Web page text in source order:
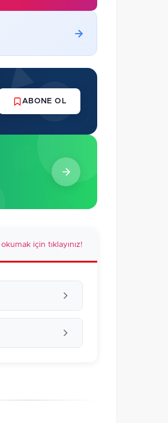
ABONE OL
için tıklayınız!